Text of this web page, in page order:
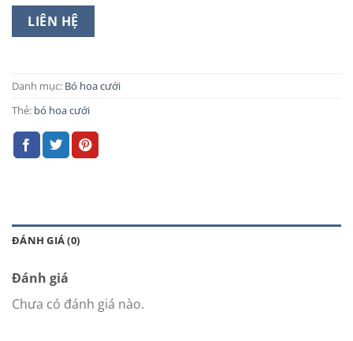
LIÊN HỆ
Danh mục: Bó hoa cưới
Thẻ: bó hoa cưới
ĐÁNH GIÁ (0)
Đánh giá
Chưa có đánh giá nào.